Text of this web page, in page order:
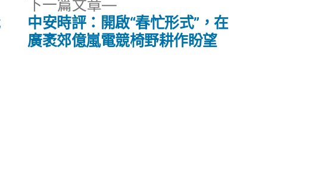
下一篇文章
下
一
篇
中安時評：開啟“春忙形式”，在
廣袤郊億嵐電競椅野耕作盼望